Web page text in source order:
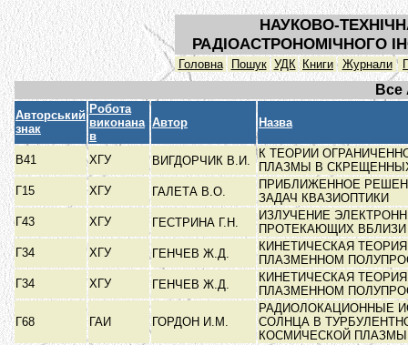
НАУКОВО-
РАДІОАСТРОНОМІЧНОГО
Головна Пошук УДК Книги Журнали
Все
Авторський
знак
Робота
виконана
в
Автор Назва
В41 ХГУ ВИГДОРЧИК В.И.
К ТЕОРИИ
ПЛАЗМЫ В
Г15
ХГУ ГАЛЕТА В.О.
ПРИБЛИЖЕННОЕ
ЗАДАЧ КВАЗИОПТИКИ
Г43
ХГУ ГЕСТРИНА Г.Н.
ИЗЛУЧЕНИЕ
ПРОТЕКАЮЩИХ
Г34
ХГУ ГЕНЧЕВ Ж.Д.
КИНЕТИЧЕСКАЯ
ПЛАЗМЕННОМ
Г34
ХГУ ГЕНЧЕВ Ж.Д.
КИНЕТИЧЕСКАЯ
ПЛАЗМЕННОМ
Г68 ГАИ ГОРДОН И.М.
РАДИОЛОКАЦИОННЫЕ
СОЛНЦА В
КОСМИЧЕСКОЙ